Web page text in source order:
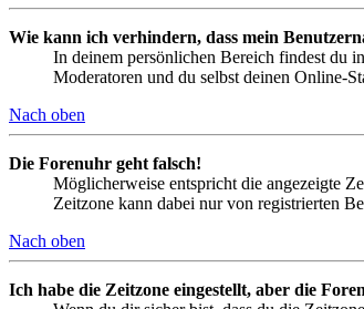
Wie kann ich verhindern, dass mein
In deinem persönlichen Bereich findest du
Moderatoren und du selbst deinen Online-
Nach oben
Die Forenuhr geht falsch!
Möglicherweise entspricht die angezeigte
Zeitzone kann dabei nur von registrierten
Nach oben
Ich habe die Zeitzone eingestellt, aber die